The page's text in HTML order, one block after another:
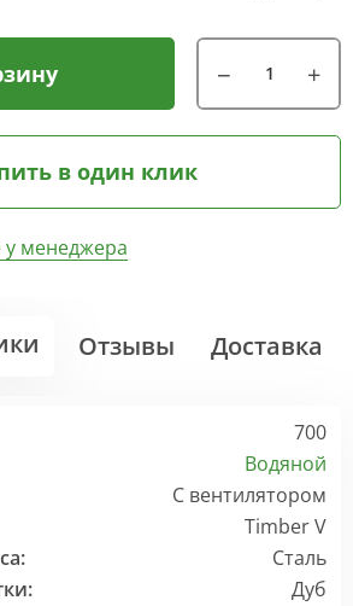
в один клик
у менеджера
Отзывы Доставка
700
Водяной
С вентилятором
Timber V
Сталь
Дуб